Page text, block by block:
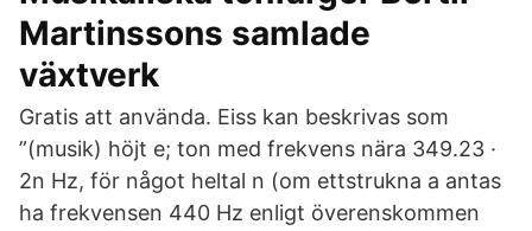
Martinssons samlade
växtverk
Gratis att använda. Eiss kan beskrivas som
”(musik) höjt e; ton med frekvens nära 349.23 ·
2n Hz, för något heltal n (om ettstrukna a antas
ha frekvensen 440 Hz enligt överenskommen